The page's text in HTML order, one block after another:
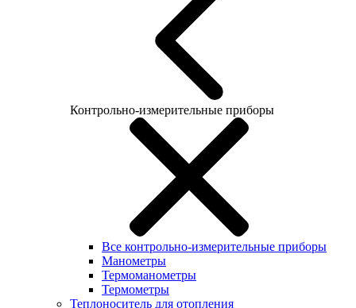
Контрольно-измерительные приборы
Все контрольно-измерительные приборы
Манометры
Термоманометры
Термометры
Теплоноситель для отопления